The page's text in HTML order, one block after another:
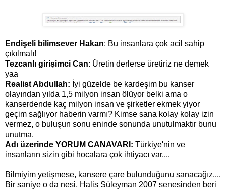
Endişeli bilimsever Hakan: Bu insanlara çok acil sahip
çıkılmalı!
Tezcanlı girişimci Can: Üretin derlerse üretiriz ne demek
yaa
Realist Abdullah: İyi güzelde be kardeşim bu kanser
olayından yılda 1,5 milyon insan ölüyor belki ama o
kanserdende kaç milyon insan ve şirketler ekmek yiyor
geçim sağlıyor haberin varmı? Kimse sana kolay kolay izin
vermez, o buluşun sonu eninde sonunda unutulmaktır bunu
unutma.
Adı üzerinde YORUM CANAVARI: Türkiye'nin ve
insanların sizin gibi hocalara çok ihtiyacı var....
Bilmiyim yetişmese, kansere çare bulunduğunu sanacağız....
Bir saniye o da nesi, Halis Süleyman 2007 senesinden beri